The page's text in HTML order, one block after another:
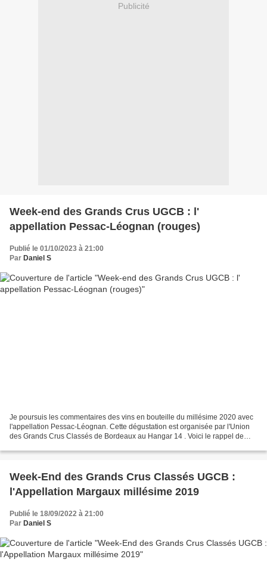
Publicité
Week-end des Grands Crus UGCB : l'
appellation Pessac-Léognan (rouges)
Publié le 01/10/2023 à 21:00
Par Daniel S
Je poursuis les commentaires des vins en bouteille du millésime 2020 avec
l'appellation Pessac-Léognan. Cette dégustation est organisée par l'Union
des Grands Crus Classés de Bordeaux au Hangar 14 . Voici le rappel de
Week-End des Grands Crus Classés UGCB :
l'Appellation Margaux millésime 2019
Publié le 18/09/2022 à 21:00
Par Daniel S